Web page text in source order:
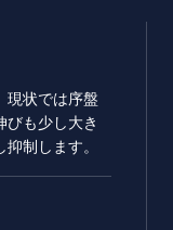
現状では序盤
びも少し大き
制します。